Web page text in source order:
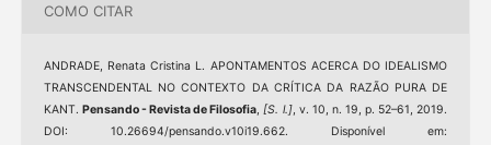
COMO CITAR
ANDRADE, Renata Cristina L. APONTAMENTOS ACERCA DO IDEALISMO
TRANSCENDENTAL NO CONTEXTO DA CRÍTICA DA RAZÃO PURA DE
KANT.Pensando - Revista de Filosofia,[S. l.], v. 10, n. 19, p. 52–61, 2019.
DOI: 10.26694/pensando.v10i19.662. Disponível em: